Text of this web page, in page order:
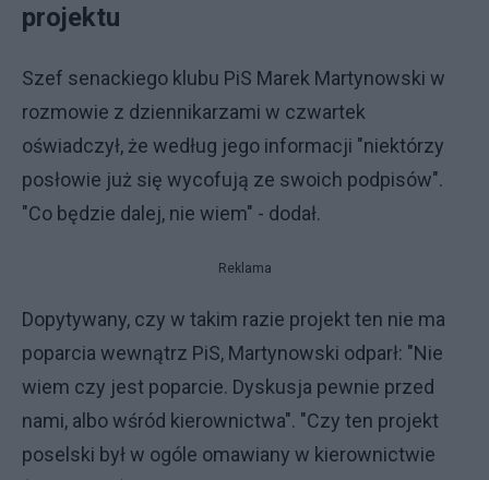
projektu
Szef senackiego klubu PiS Marek Martynowski w
rozmowie z dziennikarzami w czwartek
oświadczył, że według jego informacji "niektórzy
posłowie już się wycofują ze swoich podpisów".
"Co będzie dalej, nie wiem" - dodał.
Reklama
Dopytywany, czy w takim razie projekt ten nie ma
poparcia wewnątrz PiS, Martynowski odparł: "Nie
wiem czy jest poparcie. Dyskusja pewnie przed
nami, albo wśród kierownictwa". "Czy ten projekt
poselski był w ogóle omawiany w kierownictwie